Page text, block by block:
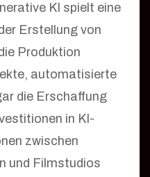
KI spielt eine
Erstellung von
Produktion
automatisierte
die Erschaffung
in KI-
zwischen
und Filmstudios